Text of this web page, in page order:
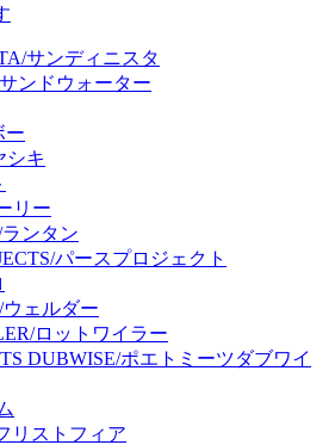
サンディニスタ
サンドウォーター
ー
シキ
リー
ンタン
パースプロジェクト
ェルダー
ロットワイラー
DUBWISE/ポエトミーツダブワイ
リストフィア